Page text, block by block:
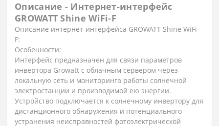
Описание - Интернет-интерфейс
GROWATT Shine WiFi-F
Описание интернет-интерфейса GROWATT Shine WiFi-
F:
Особенности:
Интерфейс предназначен для связи параметров
инвертора Growatt с облачным сервером через
локальную сеть и мониторинга работы солнечной
электростанции и производимой ею энергии.
Устройство подключается к солнечному инвертору для
дистанционного обнаружения и потенциального
устранения неисправностей фотоэлектрической